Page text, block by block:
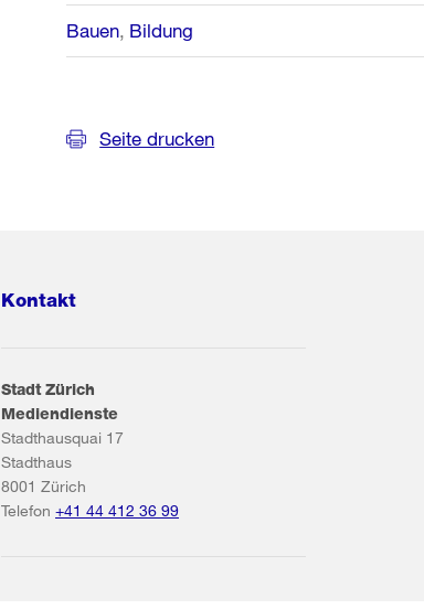
Bauen Bildung
Seite drucken
Kontakt
Stadt Zürich
Mediendienste
Stadthausquai 17
Stadthaus
8001 Zürich
Telefon +41 44 412 36 99